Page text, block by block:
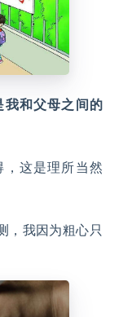
我和父母之间的
这是理所当然
，我因为粗心只